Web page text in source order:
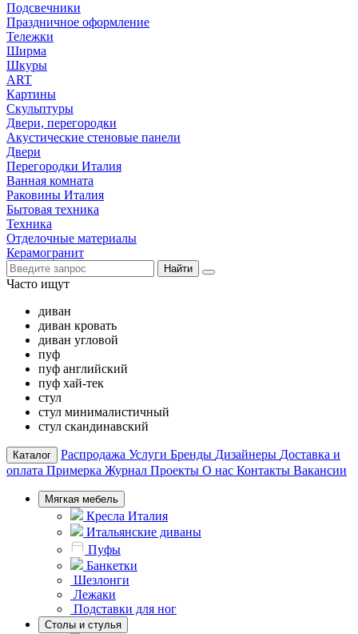
Подсвечники
Праздничное оформление
Тележки
Ширма
Шкуры
ART
Картины
Скульптуры
Двери, перегородки
Акустические стеновые панели
Двери
Перегородки Италия
Ванная комната
Раковины Италия
Бытовая техника
Техника
Отделочные материалы
Керамогранит
Найти
Часто ищут
диван
диван кровать
диван угловой
пуф
пуф английский
пуф хай-тек
стул
стул минималистичный
стул скандинавский
Каталог Распродажа Услуги Бренды Дизайнеры Доставка и
оплата Примерка Журнал Проекты О нас Контакты Вакансии
Мягкая мебель
Кресла Италия
Итальянские диваны
Пуфы
Банкетки
Шезлонги
Лежаки
Подставки для ног
Столы и стулья